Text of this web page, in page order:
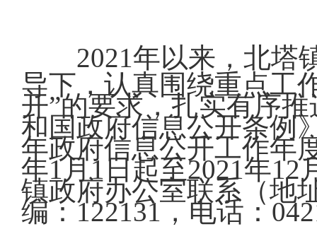
2021年以来，北塔
导下，认真围绕重点工
开”的要求，扎实有序
和国政府信息公开条例
年政府信息公开工作年
年1月1日起至2021年
镇政府办公室联系（地
编：122131，电话：